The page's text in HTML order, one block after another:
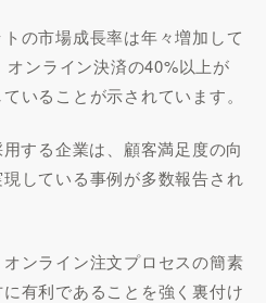
の市場成長率は年々増加して
ンライン決済の40%以上が
いることが示されています。
する企業は、顧客満足度の向
している事例が多数報告され
ンライン注文プロセスの簡素
有利であることを強く裏付け